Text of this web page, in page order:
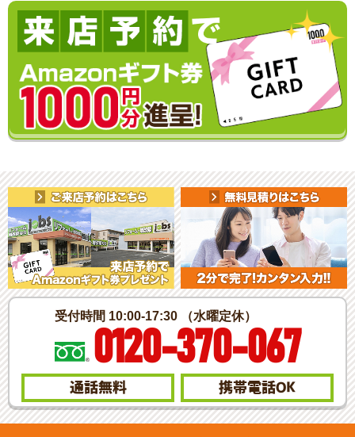
受付時間 10:00-17:30 （水曜定休）
0120-370-067
通話無料 携帯電話OK